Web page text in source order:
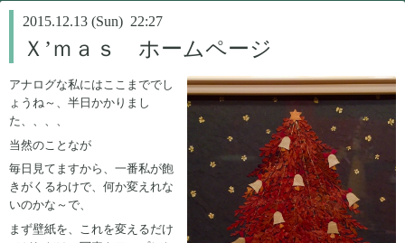
2015.12.13 (Sun) 22:27
Ｘ’ｍａｓ ホームページ
アナログな私にはここまででし
ょうね～、半日かかりまし
た、、、、
当然のことなが
毎日見てますから、一番私が飽
きがくるわけで、何か変えれな
いのかな～で、
まず壁紙を、これを変えるだけ